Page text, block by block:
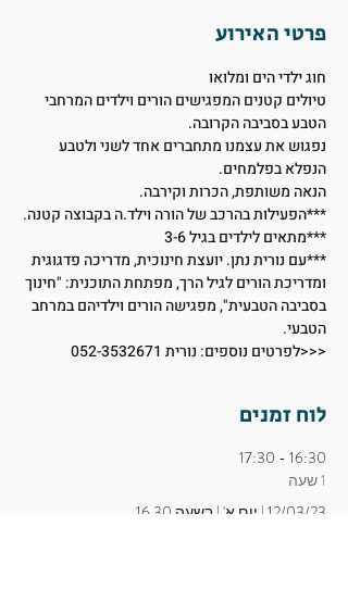
פרטי האירוע
חוג ילדי הים ומלואו
טיולים קטנים המפגישים הורים וילדים המרחבי
הטבע בסביבה הקרובה.
נפגוש את עצמנו מתחברים אחד לשני ולטבע
הנפלא בפלמחים.
הנאה משותפת, הכרות וקירבה.
***הפעילות בהרכב של הורה וילד.ה בקבוצה קטנה.
***מתאים לילדים בגיל 3-6
***עם נורית נתן. יועצת חינוכית, מדריכה פדגוגית
ומדריכת הורים לגיל הרך, מפתחת התוכנית: "חינוך
בסביבה הטבעית", מפגישה הורים וילדיהם במרחב
הטבעי.
<<<לפרטים נוספים: נורית 052-3532671
לוח זמנים
16:30 - 17:30
1 שעה
12/03/23 | יום א' | בשעה 16.30